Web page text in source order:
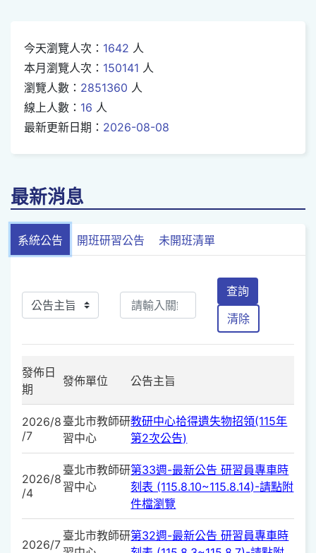
今天瀏覽人次： 1642 人
本月瀏覽人次： 150141 人
瀏覽人數： 2851360 人
線上人數： 16 人
最新更新日期： 2026-08-08
最新消息
系統公告 開班研習公告 未開班清單
查詢
清除
發佈日
期
發佈單位 公告主旨
2026/8
/7
臺北市教師研
習中心
教研中心拾得遺失物招領(115年
第2次公告)
2026/8
/4
臺北市教師研
習中心
第33週-最新公告 研習員專車時
刻表 (115.8.10~115.8.14)-請點附
件檔瀏覽
2026/7
臺北市教師研第32週-最新公告 研習員專車時